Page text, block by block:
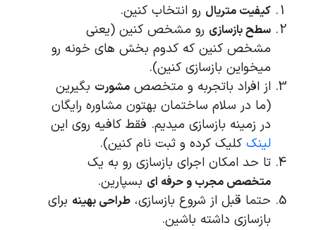
کیفیت متریال رو انتخاب کنین.
سطح بازسازی رو مشخص کنین (یعنی
مشخص کنین که کدوم بخش های خونه رو
میخواین بازسازی کنین).
از افراد باتجربه و متخصص مشورت بگیرین
(ما در سلام ساختمان بهتون مشاوره رایگان
در زمینه بازسازی میدیم. فقط کافیه روی این
لینک کلیک کرده و ثبت نام کنین).
تا حد امکان اجرای بازسازی رو به یک
متخصص مجرب و حرفه ای بسپارین.
حتما قبل از شروع بازسازی، طراحی بهینه برای
بازسازی داشته باشین.